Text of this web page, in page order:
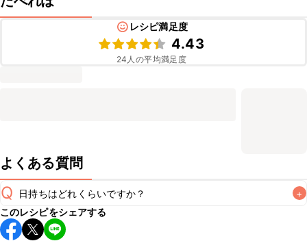
レシピ満足度
4.43
24 人の平均満足度
よくある質問
Q 日持ちはどれくらいですか？ +
こちらのレシピは出来たてをお召し上がりいただくことをお
すすめします。
このレシピをシェアする